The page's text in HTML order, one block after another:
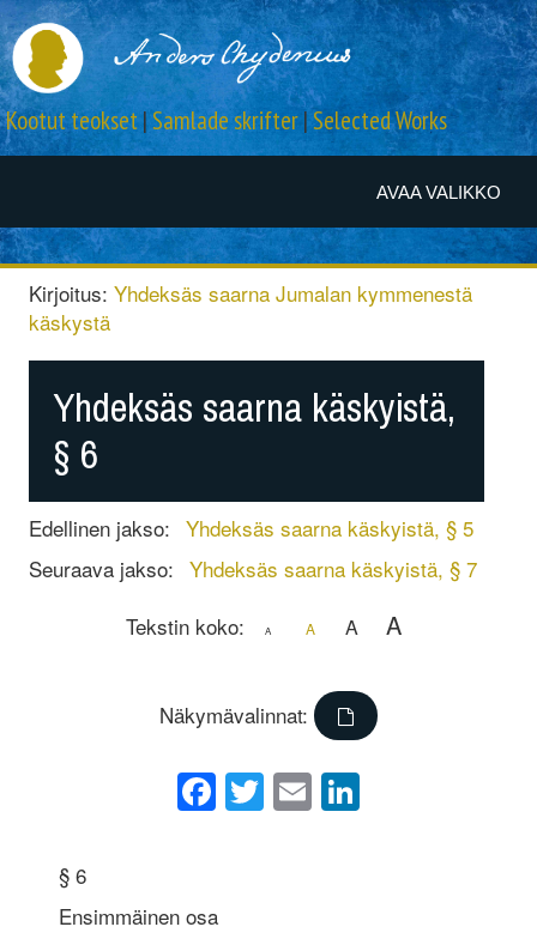
AVAA VALIKKO
Kootut teokset|Samlade skrifter|Selected Works
Kirjoitus: Yhdeksäs saarna Jumalan kymmenestä
käskystä
Yhdeksäs saarna käskyistä,
§ 6
Edellinen jakso: Yhdeksäs saarna käskyistä, § 5
Seuraava jakso: Yhdeksäs saarna käskyistä, § 7
Tekstin koko:
A A A A
Näkymävalinnat:
Facebook
Twitter
Email
§ 6
Ensimmäinen osa